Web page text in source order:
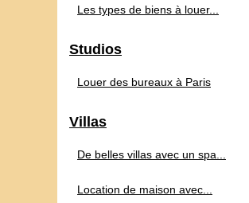
Les types de biens à louer...
Studios
Louer des bureaux à Paris
Villas
De belles villas avec un spa...
Location de maison avec...